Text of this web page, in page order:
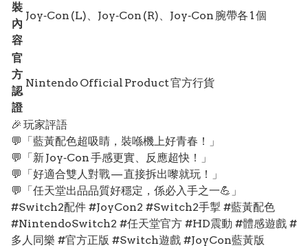
裝
內
容
Joy‑Con (L)、Joy‑Con (R)、Joy‑Con 腕帶各 1 個
官
方
認
證
Nintendo Official Product 官方行貨
🎉 玩家評語
💬「藍黃配色超吸睛，裝喺機上好青春！」
💬「新 Joy‑Con 手感更實、反應超快！」
💬「好適合雙人對戰 — 直接拆出嚟就玩！」
💬「任天堂出品品質好穩定，係必入手之一💪」
#Switch2配件 #JoyCon2 #Switch2手掣 #藍黃配色
#NintendoSwitch2 #任天堂官方 #HD震動 #體感遊戲 #
多人同樂 #官方正版 #Switch遊戲 #JoyCon藍黃版